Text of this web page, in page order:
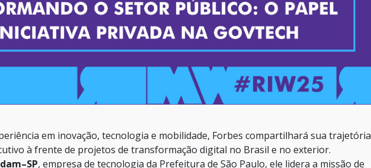
em inovação, tecnologia e mobilidade, Forbes compartilhará sua trajetória
à frente de projetos de transformação digital no Brasil e no exterior.
, empresa de tecnologia da Prefeitura de São Paulo, ele lidera a missão de